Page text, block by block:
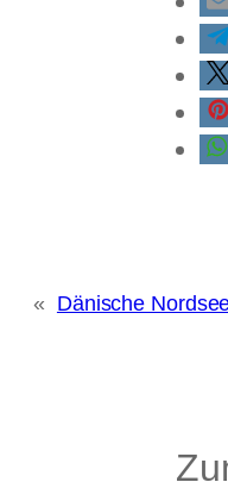
« Dänische